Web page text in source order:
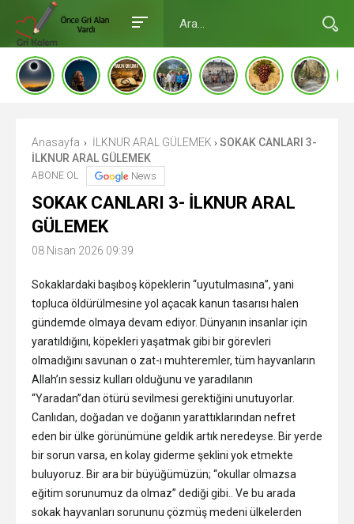
Anasayfa › İLKNUR ARAL GÜLEMEK › SOKAK CANLARI 3-
İLKNUR ARAL GÜLEMEK
ABONE OL News
SOKAK CANLARI 3- İLKNUR ARAL
GÜLEMEK
08 Nisan 2026 09:39
Sokaklardaki başıboş köpeklerin “uyutulmasına”, yani
topluca öldürülmesine yol açacak kanun tasarısı halen
gündemde olmaya devam ediyor. Dünyanın insanlar için
yaratıldığını, köpekleri yaşatmak gibi bir görevleri
olmadığını savunan o zat-ı muhteremler, tüm hayvanların
Allah’ın sessiz kulları olduğunu ve yaradılanın
“Yaradan”dan ötürü sevilmesi gerektiğini unutuyorlar.
Canlıdan, doğadan ve doğanın yarattıklarından nefret
eden bir ülke görünümüne geldik artık neredeyse. Bir yerde
bir sorun varsa, en kolay giderme şeklini yok etmekte
buluyoruz. Bir ara bir büyüğümüzün; “okullar olmazsa
eğitim sorunumuz da olmaz” dediği gibi.. Ve bu arada
sokak hayvanları sorununu çözmüş medeni ülkelerden